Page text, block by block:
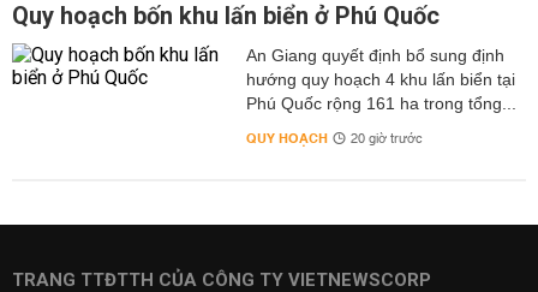
Quy hoạch bốn khu lấn biển ở Phú Quốc
An Giang quyết định bổ sung định
hướng quy hoạch 4 khu lấn biển tại
Phú Quốc rộng 161 ha trong tổng...
QUY HOẠCH 20 giờ trước
TRANG TTĐTTH CỦA CÔNG TY VIETNEWSCORP